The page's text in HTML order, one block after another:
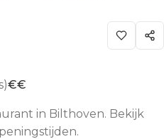
€€
in Bilthoven. Bekijk